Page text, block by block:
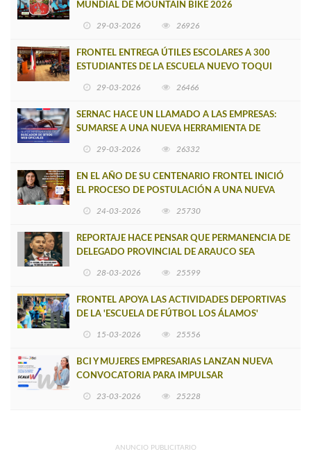
MUNDIAL DE MOUNTAIN BIKE 2026
29-03-2026 26926
FRONTEL ENTREGA ÚTILES ESCOLARES A 300
ESTUDIANTES DE LA ESCUELA NUEVO TOQUI
29-03-2026 26466
SERNAC HACE UN LLAMADO A LAS EMPRESAS:
SUMARSE A UNA NUEVA HERRAMIENTA DE
29-03-2026 26332
EN EL AÑO DE SU CENTENARIO FRONTEL INICIÓ
EL PROCESO DE POSTULACIÓN A UNA NUEVA
24-03-2026 25730
REPORTAJE HACE PENSAR QUE PERMANENCIA DE
DELEGADO PROVINCIAL DE ARAUCO SEA
28-03-2026 25599
FRONTEL APOYA LAS ACTIVIDADES DEPORTIVAS
DE LA 'ESCUELA DE FÚTBOL LOS ÁLAMOS'
15-03-2026 25556
BCI Y MUJERES EMPRESARIAS LANZAN NUEVA
CONVOCATORIA PARA IMPULSAR
23-03-2026 25228
ANUNCIO PUBLICITARIO